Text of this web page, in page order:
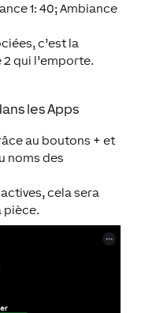
1: 40; Ambiance
c’est la
qui l’emporte.
les Apps
au boutons + et
noms des
cela sera
pièce.